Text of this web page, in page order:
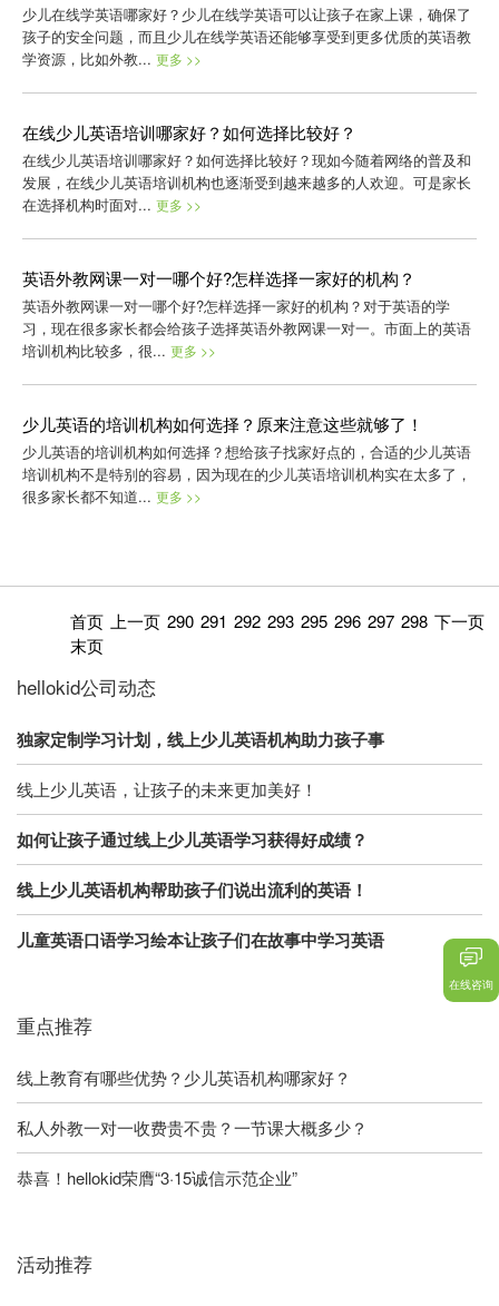
少儿在线学英语哪家好？少儿在线学英语可以让孩子在家上课，确保了
孩子的安全问题，而且少儿在线学英语还能够享受到更多优质的英语教
学资源，比如外教... 更多 >>
在线少儿英语培训哪家好？如何选择比较好？
在线少儿英语培训哪家好？如何选择比较好？现如今随着网络的普及和
发展，在线少儿英语培训机构也逐渐受到越来越多的人欢迎。可是家长
在选择机构时面对... 更多 >>
英语外教网课一对一哪个好?怎样选择一家好的机构？
英语外教网课一对一哪个好?怎样选择一家好的机构？对于英语的学
习，现在很多家长都会给孩子选择英语外教网课一对一。市面上的英语
培训机构比较多，很... 更多 >>
少儿英语的培训机构如何选择？原来注意这些就够了！
少儿英语的培训机构如何选择？想给孩子找家好点的，合适的少儿英语
培训机构不是特别的容易，因为现在的少儿英语培训机构实在太多了，
很多家长都不知道... 更多 >>
首页 上一页 290 291 292 293 295 296 297 298 下一页
末页
hellokid公司动态
独家定制学习计划，线上少儿英语机构助力孩子事
线上少儿英语，让孩子的未来更加美好！
如何让孩子通过线上少儿英语学习获得好成绩？
线上少儿英语机构帮助孩子们说出流利的英语！
儿童英语口语学习绘本让孩子们在故事中学习英语
重点推荐
线上教育有哪些优势？少儿英语机构哪家好？
私人外教一对一收费贵不贵？一节课大概多少？
恭喜！hellokid荣膺“3·15诚信示范企业”
活动推荐
在线咨询